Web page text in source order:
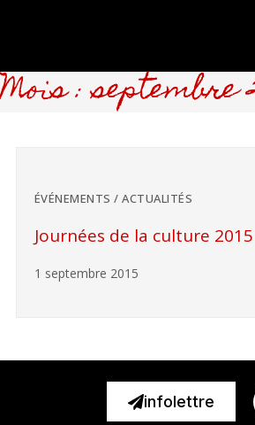
Mois : septembre
ÉVÉNEMENTS / ACTUALITÉS
Journées de la culture 2015
1 septembre 2015
infolettre